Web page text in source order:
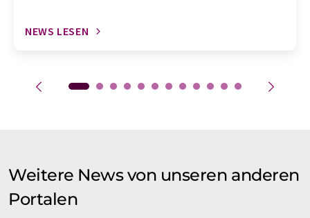
NEWS LESEN
Weitere News von unseren anderen
Portalen